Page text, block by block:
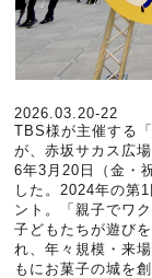
2026.03.20-22
TBS様が主催する
が、赤坂サカス広
6年3月20日（金・
した。2024年の第
ント。「親子でワ
子どもたちが遊び
れ、年々規模・来
もにお菓子の城を